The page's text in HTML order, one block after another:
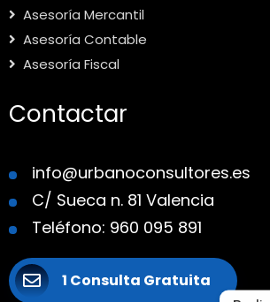
Asesoría Mercantil
Asesoría Contable
Asesoría Fiscal
Contactar
info@urbanoconsultores.es
C/ Sueca n. 81 Valencia
Teléfono: 960 095 891
1 Consulta Gratuita